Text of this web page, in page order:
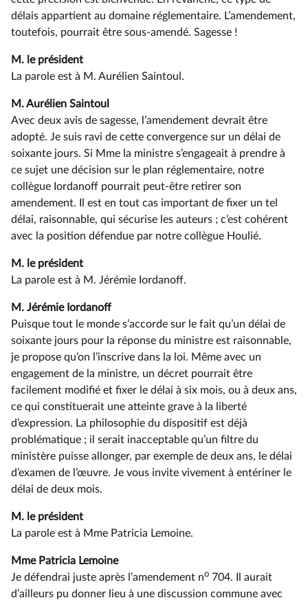
délais appartient au domaine réglementaire. L’amendement,
toutefois, pourrait être sous-amendé. Sagesse !
M. le président
La parole est à M. Aurélien Saintoul.
M. Aurélien Saintoul
Avec deux avis de sagesse, l’amendement devrait être
adopté. Je suis ravi de cette convergence sur un délai de
soixante jours. Si Mme la ministre s’engageait à prendre à
ce sujet une décision sur le plan réglementaire, notre
collègue Iordanoff pourrait peut-être retirer son
amendement. Il est en tout cas important de fixer un tel
délai, raisonnable, qui sécurise les auteurs ; c’est cohérent
avec la position défendue par notre collègue Houlié.
M. le président
La parole est à M. Jérémie Iordanoff.
M. Jérémie Iordanoff
Puisque tout le monde s’accorde sur le fait qu’un délai de
soixante jours pour la réponse du ministre est raisonnable,
je propose qu’on l’inscrive dans la loi. Même avec un
engagement de la ministre, un décret pourrait être
facilement modifié et fixer le délai à six mois, ou à deux ans,
ce qui constituerait une atteinte grave à la liberté
d’expression. La philosophie du dispositif est déjà
problématique ; il serait inacceptable qu’un filtre du
ministère puisse allonger, par exemple de deux ans, le délai
d’examen de l’œuvre. Je vous invite vivement à entériner le
délai de deux mois.
M. le président
La parole est à Mme Patricia Lemoine.
Mme Patricia Lemoine
Je défendrai juste après l’amendement no 704. Il aurait
d’ailleurs pu donner lieu à une discussion commune avec